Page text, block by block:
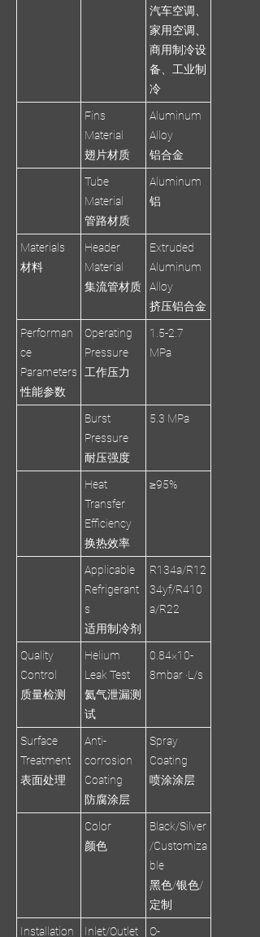
汽车空调、
家用空调、
商用制冷设
备、工业制
冷
Fins
Material
翅片材质
Aluminum
Alloy
铝合金
Tube
Material
管路材质
Aluminum
铝
Materials
材料
Header
Material
集流管材质
Extruded
Aluminum
Alloy
挤压铝合金
Performan
ce
Parameters
性能参数
Operating
Pressure
工作压力
1.5-2.7
MPa
Burst
Pressure
耐压强度
5.3 MPa
Heat
Transfer
Efficiency
换热效率
≥95%
Applicable
Refrigerant
s
适用制冷剂
R134a/R12
34yf/R410
a/R22
Quality
Control
质量检测
Helium
Leak Test
氦气泄漏测
试
0.84×10-
8mbar ·L/s
Surface
Treatment
表面处理
Anti-
corrosion
Coating
防腐涂层
Spray
Coating
喷涂涂层
Color
颜色
Black/Silver
/Customiza
ble
黑色/银色/
定制
Installation Inlet/Outlet O-